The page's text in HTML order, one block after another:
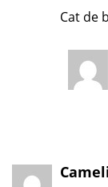
Cat de